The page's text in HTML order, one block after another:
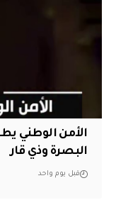
الأمن الوطني
البصرة وذي قار
قبل يوم واحد